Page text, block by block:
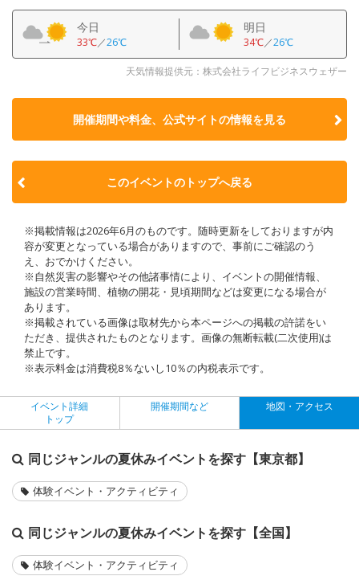
今日
33℃／26℃
明日
34℃／26℃
天気情報提供元：株式会社ライフビジネスウェザー
開催期間や料金、公式サイトの情報を見る
このイベントのトップへ戻る
※掲載情報は2026年6月のものです。随時更新をしておりますが内
容が変更となっている場合がありますので、事前にご確認のう
え、おでかけください。
※自然災害の影響やその他諸事情により、イベントの開催情報、
施設の営業時間、植物の開花・見頃期間などは変更になる場合が
あります。
※掲載されている画像は取材先から本ページへの掲載の許諾をい
ただき、提供されたものとなります。画像の無断転載(二次使用)は
禁止です。
※表示料金は消費税8％ないし10％の内税表示です。
イベント詳細
トップ
開催期間など 地図・アクセス
同じジャンルの夏休みイベントを探す【東京都】
体験イベント・アクティビティ
同じジャンルの夏休みイベントを探す【全国】
体験イベント・アクティビティ